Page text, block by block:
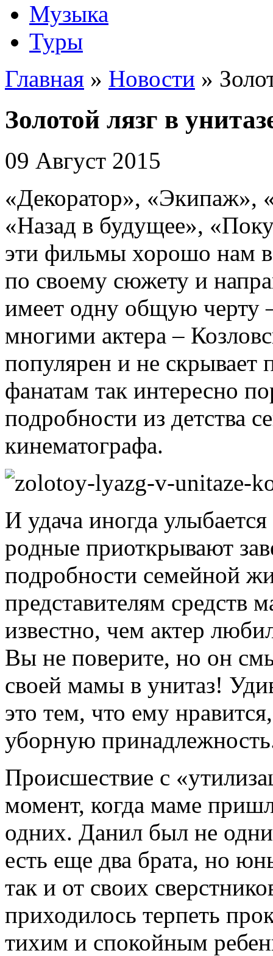
Музыка
Туры
Главная » Новости »
Золотой лязг в
09 Август 2015
«Декоратор», «Экипаж»,
«Назад в будущее»,
эти фильмы хорошо нам
по своему сюжету и
имеет одну общую черту
многими актера –
популярен и не скрывает
фанатам так интересно
подробности из детства
кинематографа.
И удача иногда
родные приоткрывают
подробности семейной
представителям средств
известно, чем актер
Вы не поверите, но он
своей мамы в унитаз!
это тем, что ему
уборную
Происшествие с
момент, когда маме
одних. Данил был не
есть еще два брата, но
так и от своих
приходилось терпеть
тихим и спокойным